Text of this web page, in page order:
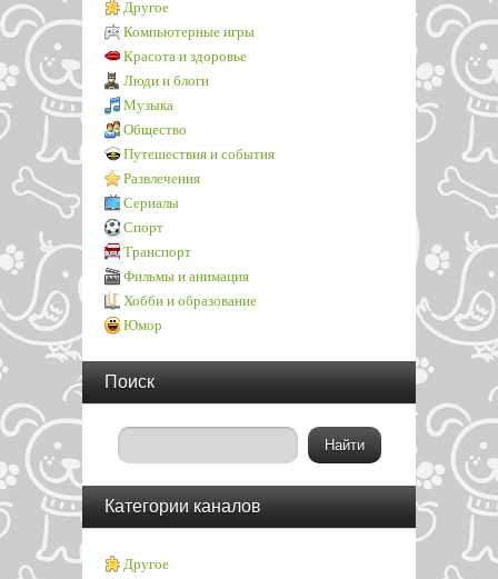
Другое
Компьютерные игры
Красота и здоровье
Люди и блоги
Музыка
Общество
Путешествия и события
Развлечения
Сериалы
Спорт
Транспорт
Фильмы и анимация
Хобби и образование
Юмор
Поиск
Категории каналов
Другое